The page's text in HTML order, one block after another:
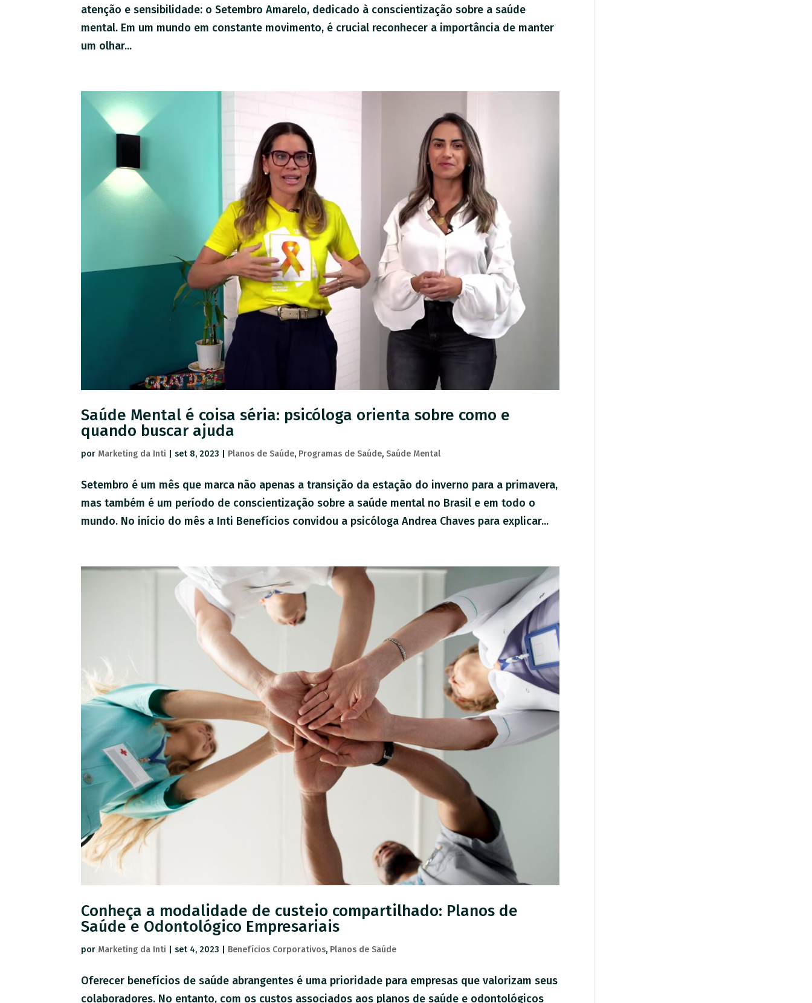
atenção e sensibilidade: o Setembro Amarelo, dedicado à conscientização sobre a saúde
mental. Em um mundo em constante movimento, é crucial reconhecer a importância de manter
um olhar...
Saúde Mental é coisa séria: psicóloga orienta sobre como e
quando buscar ajuda
por Marketing da Inti |set 8, 2023 Planos de Saúde, Programas de Saúde, Saúde Mental
Setembro é um mês que marca não apenas a transição da estação do inverno para a primavera,
mas também é um período de conscientização sobre a saúde mental no Brasil e em todo o
mundo. No início do mês a Inti Benefícios convidou a psicóloga Andrea Chaves para explicar...
Conheça a modalidade de custeio compartilhado: Planos de
Saúde e Odontológico Empresariais
por Marketing da Inti |set 4, 2023 Benefícios Corporativos, Planos de Saúde
Oferecer benefícios de saúde abrangentes é uma prioridade para empresas que valorizam seus
colaboradores. No entanto, com os custos associados aos planos de saúde e odontológicos